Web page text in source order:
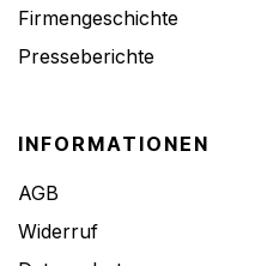
Firmengeschichte
Presseberichte
INFORMATIONEN
AGB
Widerruf